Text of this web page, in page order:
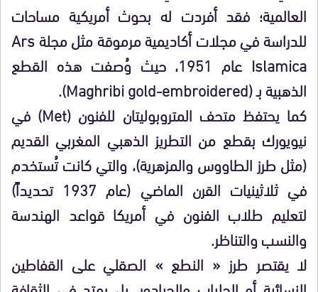
العالمية؛ فقد أفردت له بحوث أمريكية مساحات
للدراسة في مجلات أكاديمية مرموقة مثل مجلة Ars
Islamica عام 1951، حيث وُصفت هذه القطع
الذهبية بـ (Maghribi gold-embroidered).
كما يحتفظ متحف المتروبوليتان للفنون (Met) في
نيويورك بقطع من التطريز الذهبي المغربي القديم
(مثل طرز الطاووس والمزهرية)، والتي كانت تُستخدم
في ثلاثينيات القرن الماضي (عام 1937 تحديداً)
لتعليم طلاب الفنون في أمريكا قواعد الهندسة
والنسب والتناظر.
لا يقتصر طرز « النطع » الصقلي على القفاطين